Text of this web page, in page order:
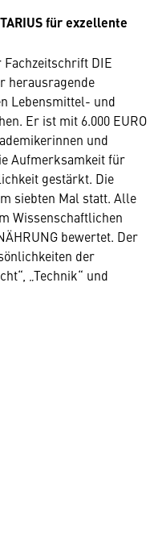
für exzellente
Fachzeitschrift DIE
herausragende
Lebensmittel- und
Er ist mit 6.000 EURO
und
Aufmerksamkeit für
gestärkt. Die
siebten Mal statt. Alle
Wissenschaftlichen
bewertet. Der
der
„Technik“ und